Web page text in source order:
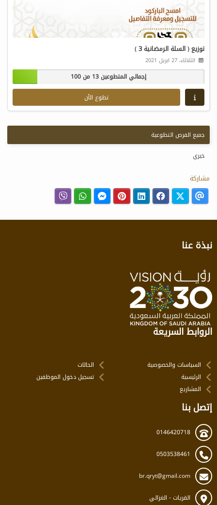
توزيع ( السلة الرمضانية 3 )
الثلاثاء، 27 ابريل 2021
إجمالي المتطوعين 13 من 100
تطوع الآن
جميع الفرص التطوعية
خيري
مشاركة
نبذة عنا
الروابط السريعة
السياسات والخصوصية
الرئيسية
المشاريع
الحالات
تسجيل دخول الموظفين
إتصل بنا
0146420718
0503538461
br.qryt@gmail.com
القريات - الغزالي